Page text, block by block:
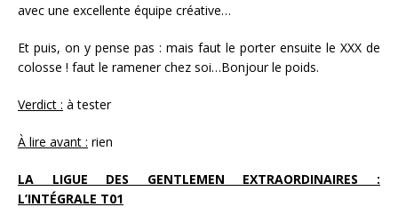
avec une excellente équipe créative…
Et puis, on y pense pas : mais faut le porter ensuite le XXX de
colosse ! faut le ramener chez soi…Bonjour le poids.
Verdict : à tester
À lire avant : rien
LA LIGUE DES GENTLEMEN EXTRAORDINAIRES :
L’INTÉGRALE T01